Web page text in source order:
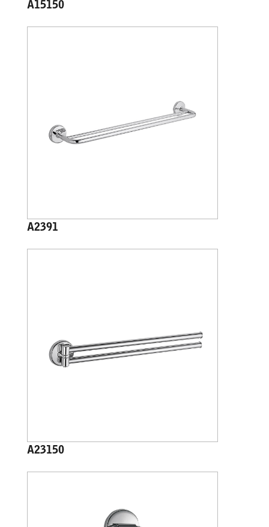
A15150
A2391
A23150